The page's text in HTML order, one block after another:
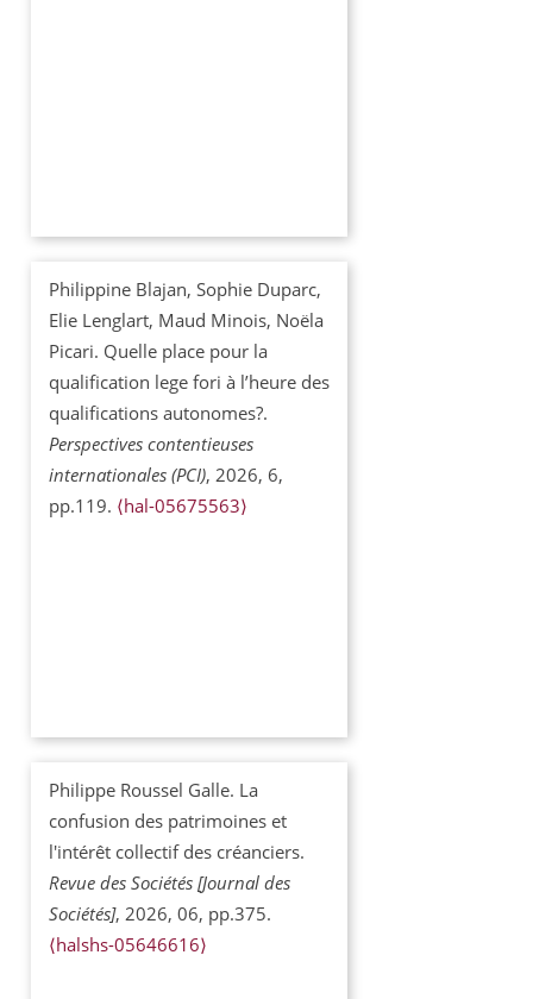
Philippine Blajan, Sophie Duparc,
Elie Lenglart, Maud Minois, Noëla
Picari. Quelle place pour la
qualification lege fori à l’heure des
qualifications autonomes?.
Perspectives contentieuses
internationales (PCI), 2026, 6,
pp.119. ⟨hal-05675563⟩
Philippe Roussel Galle. La
confusion des patrimoines et
l'intérêt collectif des créanciers.
Revue des Sociétés [Journal des
Sociétés], 2026, 06, pp.375.
⟨halshs-05646616⟩